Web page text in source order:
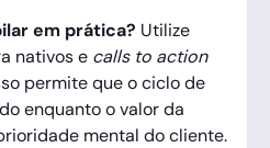
em prática? Utilize
nativos e calls to action
permite que o ciclo de
enquanto o valor da
mental do cliente.